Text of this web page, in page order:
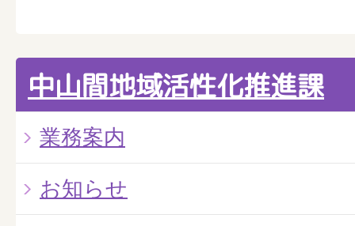
中山間地域活性化推進課
業務案内
お知らせ